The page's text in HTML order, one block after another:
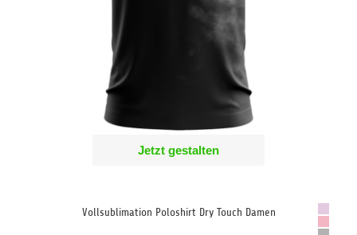
Jetzt gestalten
Vollsublimation Poloshirt Dry Touch Damen